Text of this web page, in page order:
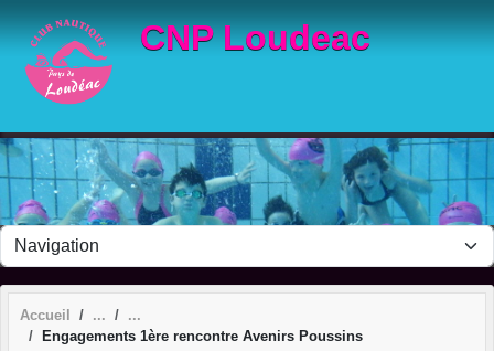
CNP Loudeac
Accueil
Engagements 1ère rencontre Avenirs Poussins